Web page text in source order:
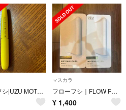
フローフシ|UZU MOTE MASCARA|COPPER(コッパー)|マスカラ
マスカラ
フローフシ｜FLOW FUSHI UZU ウズ MOTE MASCARA モテマ
¥ 1,400